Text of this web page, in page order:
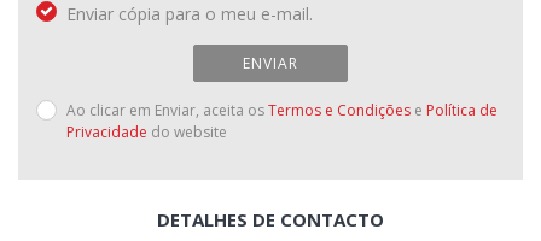
Enviar cópia para o meu e-mail.
ENVIAR
Ao clicar em Enviar, aceita osTermos e Condições e Política de
Privacidade do website
DETALHES DE CONTACTO